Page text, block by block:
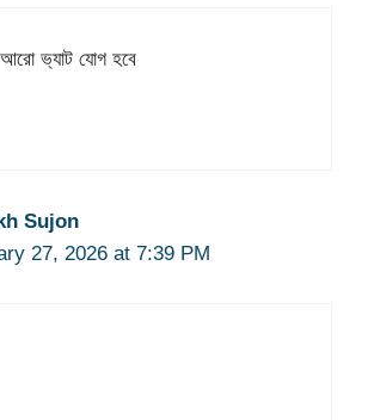
ভ‍্যাট যোগ হবে
Sujon
27, 2026 at 7:39 PM